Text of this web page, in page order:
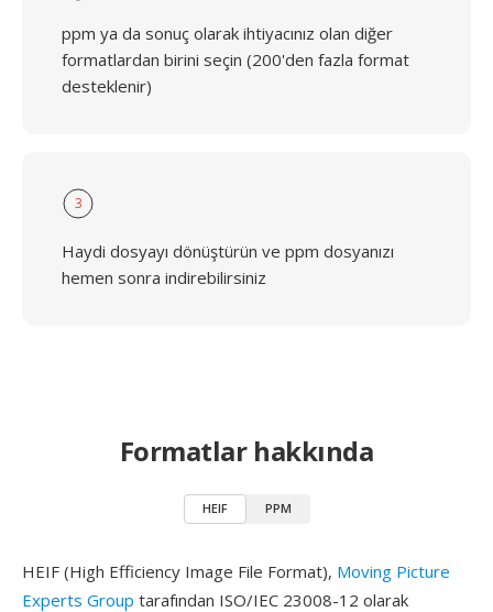
ppm ya da sonuç olarak ihtiyacınız olan diğer
formatlardan birini seçin (200'den fazla format
desteklenir)
3
Haydi dosyayı dönüştürün ve ppm dosyanızı
hemen sonra indirebilirsiniz
Formatlar hakkında
HEIF PPM
HEIF (High Efficiency Image File Format), Moving Picture
Experts Group tarafından ISO/IEC 23008-12 olarak